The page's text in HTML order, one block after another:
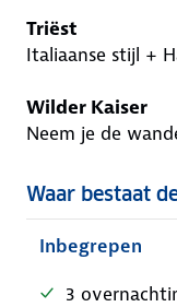
Triëst
Italiaanse stijl +
Wilder Kaiser
Neem je de
Waar bestaat
Inbegrepen
3